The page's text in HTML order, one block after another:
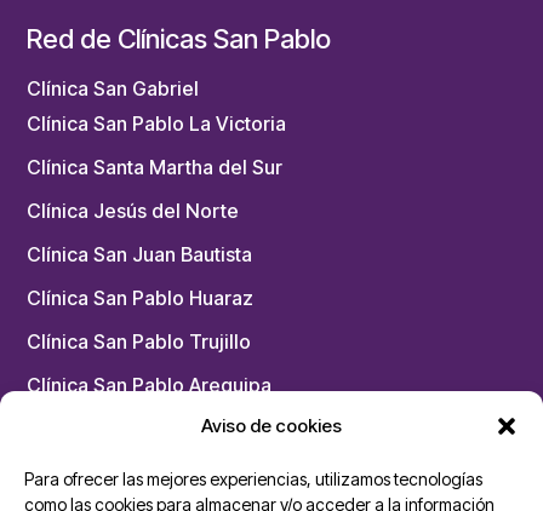
Aviso de cookies
Para ofrecer las mejores experiencias, utilizamos tecnologías
como las cookies para almacenar y/o acceder a la información
Red de Clínicas San Pablo
Clínica San Gabriel
Clínica San Pablo La Victoria
Clínica Santa Martha del Sur
Clínica Jesús del Norte
Clínica San Juan Bautista
Clínica San Pablo Huaraz
Clínica San Pablo Trujillo
Clínica San Pablo Arequipa
Chacarilla – Medicina Física y Rehabilitación